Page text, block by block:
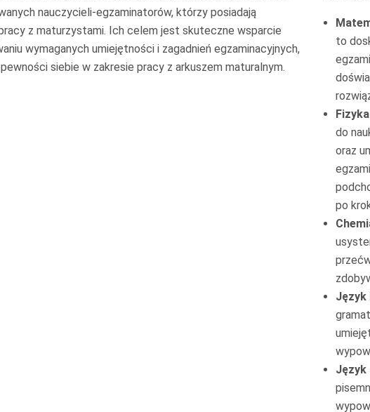
nauczycieli-egzaminatorów, którzy posiadają
z maturzystami. Ich celem jest skuteczne wsparcie
wymaganych umiejętności i zagadnień egzaminacyjnych,
siebie w zakresie pracy z arkuszem maturalnym.
to
Fizyka
do
oraz
po
Język
Język